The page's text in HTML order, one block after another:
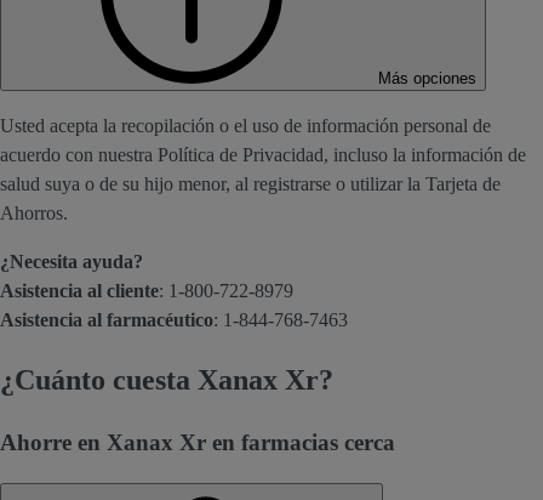
Más opciones
Usted acepta la recopilación o el uso de información personal de
acuerdo con nuestra Política de Privacidad, incluso la información de
salud suya o de su hijo menor, al registrarse o utilizar la Tarjeta de
Ahorros.
¿Necesita ayuda?
Asistencia al cliente: 1-800-722-8979
Asistencia al farmacéutico: 1-844-768-7463
¿Cuánto cuesta Xanax Xr?
Ahorre en Xanax Xr en farmacias cerca